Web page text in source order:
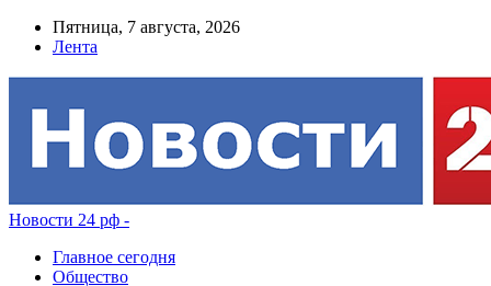
Пятница, 7 августа, 2026
Лента
Новости 24 рф -
Главное сегодня
Общество